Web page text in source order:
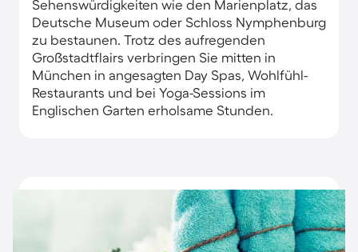
Sehenswürdigkeiten wie den Marienplatz, das
Deutsche Museum oder Schloss Nymphenburg
zu bestaunen. Trotz des aufregenden
Großstadtflairs verbringen Sie mitten in
München in angesagten Day Spas, Wohlfühl-
Restaurants und bei Yoga-Sessions im
Englischen Garten erholsame Stunden.